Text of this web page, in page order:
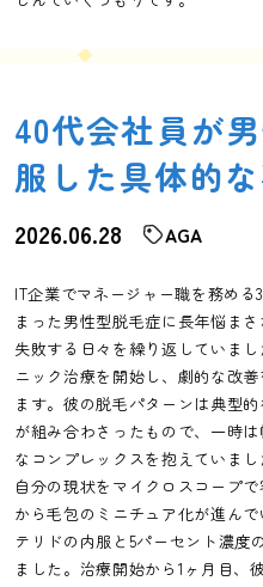
40代会社員が
服した具体的
2026.06.28 AGA
IT企業でマネージャー職を務め
まった男性型脱毛症に長年悩ま
失敗する日々を繰り返していま
ニック治療を開始し、劇的な改
ます。彼の脱毛パターンは典型
が組み合わさったもので、一時
なコンプレックスを抱えていま
自分の現状をマイクロスコープ
から毛包のミニチュア化が進ん
テリドの内服と5パーセント濃度
ました。治療開始から1ヶ月目、